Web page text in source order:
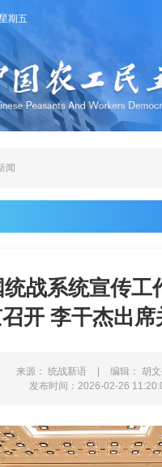
期五
闻
战系统宣传工
开 李干杰出席
来源： 统战新语 | 编辑： 胡
发布时间：2026-02-26